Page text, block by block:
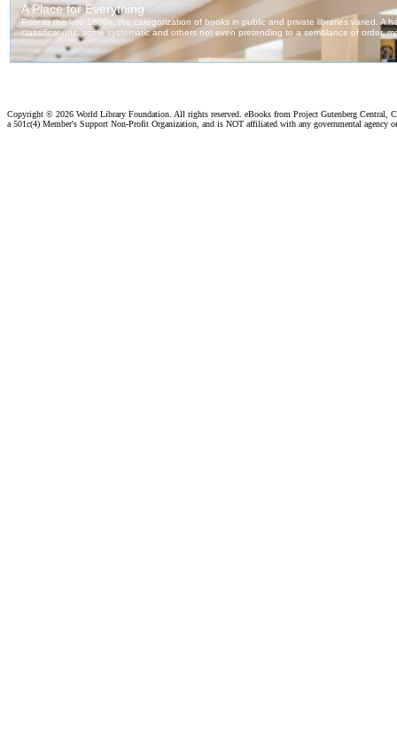
Copyright © 2026 World Library Foundation. All rights reserved. eBooks from Project Gutenberg Central,
a 501c(4) Member's Support Non-Profit Organization, and is NOT affiliated with any governmental agency